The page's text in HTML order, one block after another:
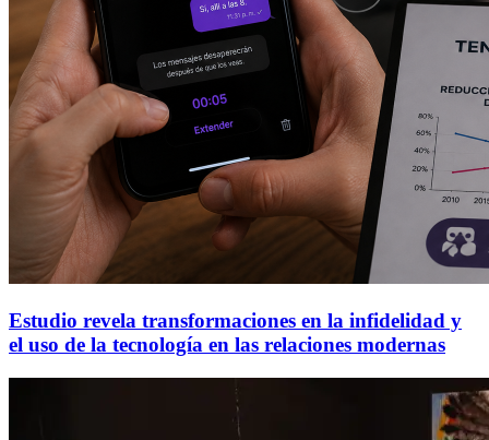
Estudio revela transformaciones en la infidelidad y
el uso de la tecnología en las relaciones modernas